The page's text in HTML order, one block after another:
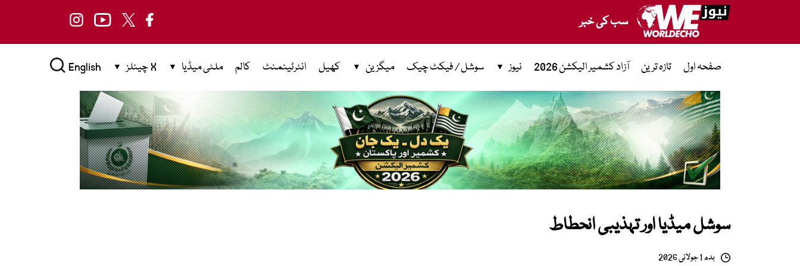
سب کی خبر
صفحہ اول تازہ ترین آزاد کشمیر الیکشن 2026 نیوز سوشل / فیکٹ چیک میگزین کھیل انٹرٹینمنٹ کالم ملٹی میڈیا X چینلز English
سوشل میڈیا اور تہذیبی انحطاط
بدھ 1 جولائی 2026